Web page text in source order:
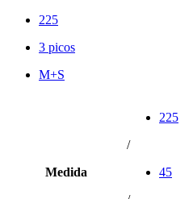
225
3 picos
M+S
Medida
225
/
45